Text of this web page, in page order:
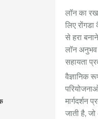
लॉन का
लिए
से हरा
लॉन अनुभव
सहायता
वैज्ञानिक
मार्गदर्शन
जाती है,